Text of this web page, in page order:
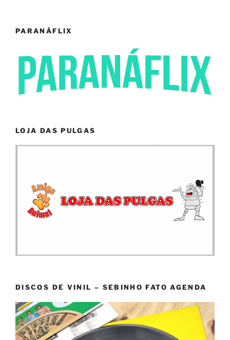
PARANÁFLIX
LOJA DAS PULGAS
DISCOS DE VINIL – SEBINHO FATO AGENDA